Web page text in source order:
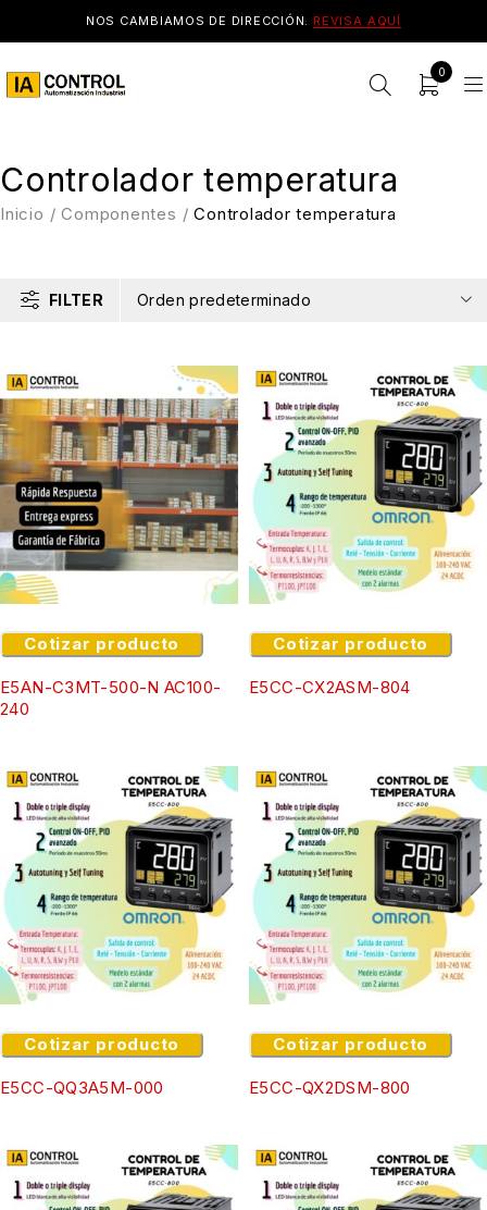
NOS CAMBIAMOS DE DIRECCIÓN. REVISA AQUÍ
0
Controlador temperatura
Inicio / Componentes / Controlador temperatura
FILTER Orden predeterminado
Cotizar producto
E5AN-C3MT-500-N AC100-
240
Cotizar producto
E5CC-CX2ASM-804
Cotizar producto
E5CC-QQ3A5M-000
Cotizar producto
E5CC-QX2DSM-800